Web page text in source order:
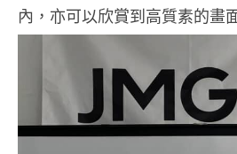
內，亦可以欣賞到高質素的畫